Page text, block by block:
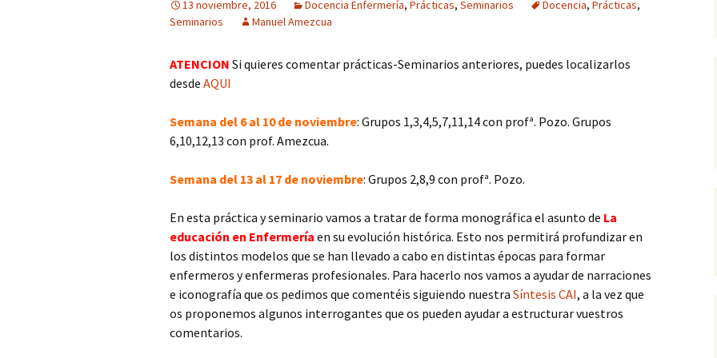
En primera persona
tiempos
El Mayorazgo de Noalejo
Crónicas de Cordel
Cómo lo hice
de Historia y
Pensamiento Enfermero
Jóvenes y alcohol:
percepción del riesgo
asociado al estilo de vida
G6 La medicina en la
Síntesis CAI (clasificar-
Trabajos publicados por
el alumnado (Grado de
Medicina)
Reflejos de la historia
13 noviembre, 2016 Docencia Enfermería, Prácticas, Seminarios Docencia, Prácticas,
Seminarios
Manuel Amezcua
ATENCION Si quieres comentar prácticas-Seminarios anteriores, puedes localizarlos
desde AQUI
Semana del 6 al 10 de noviembre: Grupos 1,3,4,5,7,11,14 con profª. Pozo. Grupos
6,10,12,13 con prof. Amezcua.
Semana del 13 al 17 de noviembre: Grupos 2,8,9 con profª. Pozo.
En esta práctica y seminario vamos a tratar de forma monográfica el asunto de La
educación en Enfermería en su evolución histórica. Esto nos permitirá profundizar en
los distintos modelos que se han llevado a cabo en distintas épocas para formar
enfermeros y enfermeras profesionales. Para hacerlo nos vamos a ayudar de narraciones
e iconografía que os pedimos que comentéis siguiendo nuestra Síntesis CAI, a la vez que
os proponemos algunos interrogantes que os pueden ayudar a estructurar vuestros
comentarios.